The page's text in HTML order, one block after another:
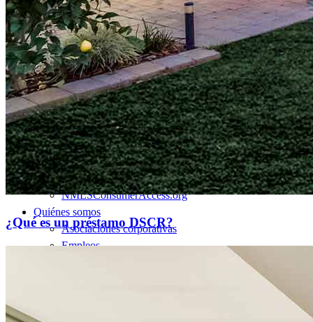
¿Qué es un préstamo DSCR?
Préstamos hipotecarios sobre el valor acumulado de la
vivienda
Programas de préstamo
Programas de asistencia para pagos iniciales
Recursos
Calculadoras de hipotecas
Artículos útiles
Calculadora del valor de la vivienda
Terminología hipotecaria
Videos sobre hipotecas
Pagar mi hipoteca
NMLSConsumerAccess.org
Quiénes somos
Asociaciones corporativas
Empleos
Empleos de oficial de préstamos hipotecarios